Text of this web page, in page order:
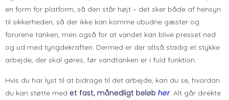
en form for platform, så den står højt – det sker både af hensyn
til sikkerheden, så der ikke kan komme ubudne gæster og
forurene tanken, men også for at vandet kan blive presset ned
og ud med tyngdekraften. Dermed er der altså stadig et stykke
arbejde, der skal gøres, før vandtanken er i fuld funktion.
Hvis du har lyst til at bidrage til det arbejde, kan du se, hvordan
du kan støtte med et fast, månedligt beløb her. Alt går direkte